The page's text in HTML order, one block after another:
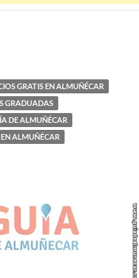
GRATIS EN ALMUÑÉCAR
GRADUADAS
DE ALMUÑÉCAR
ALMUÑÉCAR